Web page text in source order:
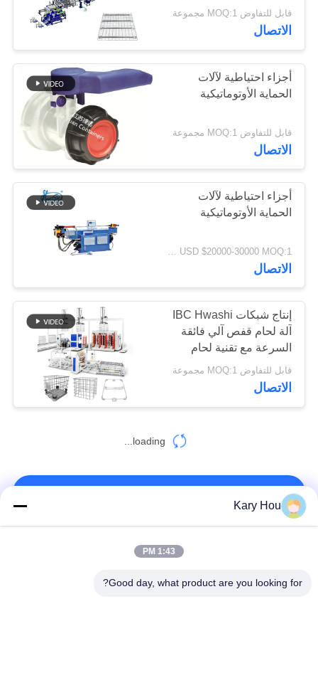
رف السفينة
قابل للتفاوض MOQ:1 مجموعة
الاتصال
أجزاء احتياطية لآلات
الحماية الأوتوماتيكية
قابل للتفاوض MOQ:1 مجموعة
الاتصال
أجزاء احتياطية لآلات
الحماية الأوتوماتيكية
USD $20000-30000 MOQ:1 مجموعة
الاتصال
إنتاج شبكات IBC Hwashi
آلة لحام قفص آلي فائقة
السرعة مع تقنية لحام
متقدمة
قابل للتفاوض MOQ:1 مجموعة
الاتصال
loading...
Kary Hou
1:43 PM
Good day, what product are you looking for?